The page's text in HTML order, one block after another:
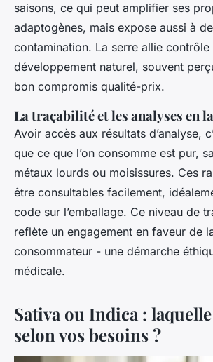
saisons, ce qui peut amplifier ses
adaptogènes, mais expose aussi à
contamination. La serre allie contrôle
développement naturel, souvent
bon compromis qualité-prix.
La traçabilité et les analyses en
Avoir accès aux résultats d’analyse,
que ce que l’on consomme est pur,
métaux lourds ou moisissures. Ces
être consultables facilement,
code sur l’emballage. Ce niveau de
reflète un engagement en faveur de
consommateur - une démarche
médicale.
Sativa ou Indica :
selon vos besoins ?